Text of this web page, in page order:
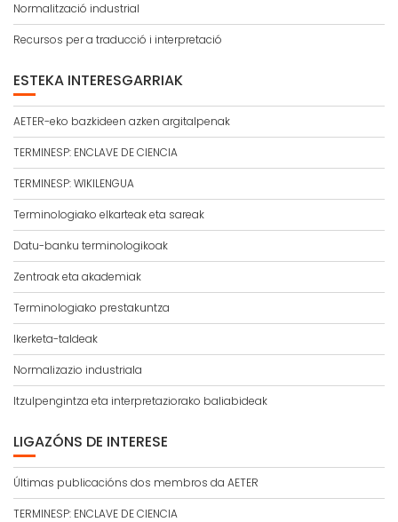
Normalització industrial
Recursos per a traducció i interpretació
ESTEKA INTERESGARRIAK
AETER-eko bazkideen azken argitalpenak
TERMINESP: ENCLAVE DE CIENCIA
TERMINESP: WIKILENGUA
Terminologiako elkarteak eta sareak
Datu-banku terminologikoak
Zentroak eta akademiak
Terminologiako prestakuntza
Ikerketa-taldeak
Normalizazio industriala
Itzulpengintza eta interpretaziorako baliabideak
LIGAZÓNS DE INTERESE
Últimas publicacións dos membros da AETER
TERMINESP: ENCLAVE DE CIENCIA